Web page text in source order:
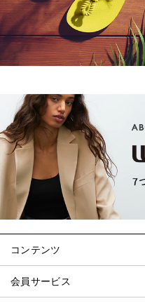
コンテンツ
会員サービス